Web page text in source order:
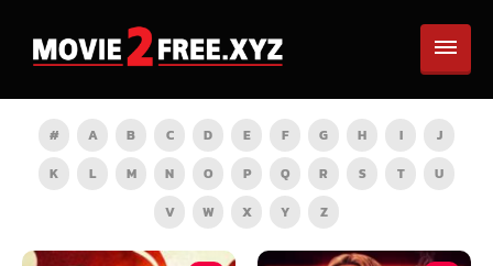
# A B C D E F G H I
J
K
L M N O P Q R S T
U
V
W X Y Z